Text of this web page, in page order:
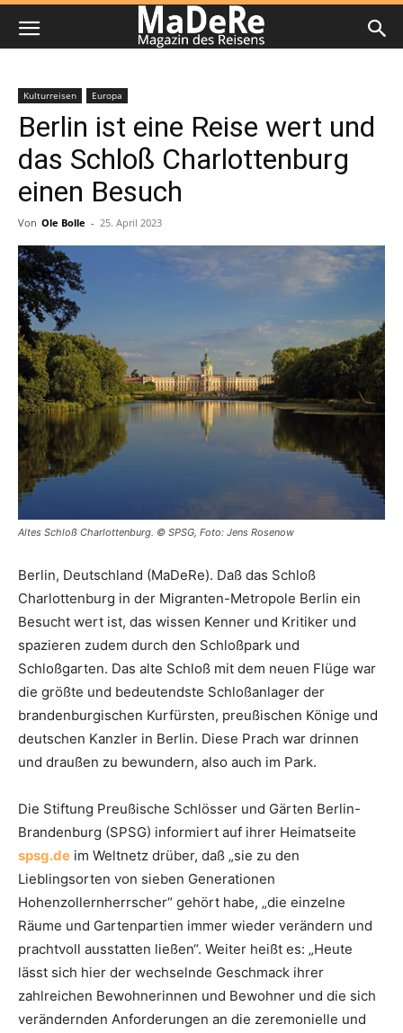
Kulturreisen Europa
Berlin ist eine Reise wert und
das Schloß Charlottenburg
einen Besuch
Von Ole Bolle - 25. April 2023
Altes Schloß Charlottenburg. © SPSG, Foto: Jens Rosenow
Berlin, Deutschland (MaDeRe). Daß das Schloß
Charlottenburg in der Migranten-Metropole Berlin ein
Besucht wert ist, das wissen Kenner und Kritiker und
spazieren zudem durch den Schloßpark und
Schloßgarten. Das alte Schloß mit dem neuen Flüge war
die größte und bedeutendste Schloßanlager der
brandenburgischen Kurfürsten, preußischen Könige und
deutschen Kanzler in Berlin. Diese Prach war drinnen
und draußen zu bewundern, also auch im Park.
Die Stiftung Preußische Schlösser und Gärten Berlin-
Brandenburg (SPSG) informiert auf ihrer Heimatseite
spsg.de im Weltnetz drüber, daß „sie zu den
Lieblingsorten von sieben Generationen
Hohenzollernherrscher“ gehört habe, „die einzelne
Räume und Gartenpartien immer wieder verändern und
prachtvoll ausstatten ließen“. Weiter heißt es: „Heute
lässt sich hier der wechselnde Geschmack ihrer
zahlreichen Bewohnerinnen und Bewohner und die sich
verändernden Anforderungen an die zeremonielle und